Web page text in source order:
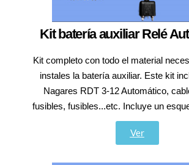
Kit batería auxiliar Relé
Kit completo con todo el material
instales la batería auxiliar. Este kit
Nagares RDT 3-12 Automático,
fusibles, fusibles...etc. Incluye un
Ver